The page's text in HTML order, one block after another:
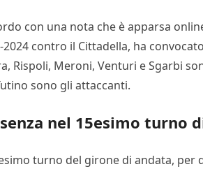
con una nota che è apparsa
2024 contro il Cittadella, ha
Rispoli, Meroni, Venturi e Sgarbi
sono gli attaccanti.
nel 15esimo turno
turno del girone di andata, per